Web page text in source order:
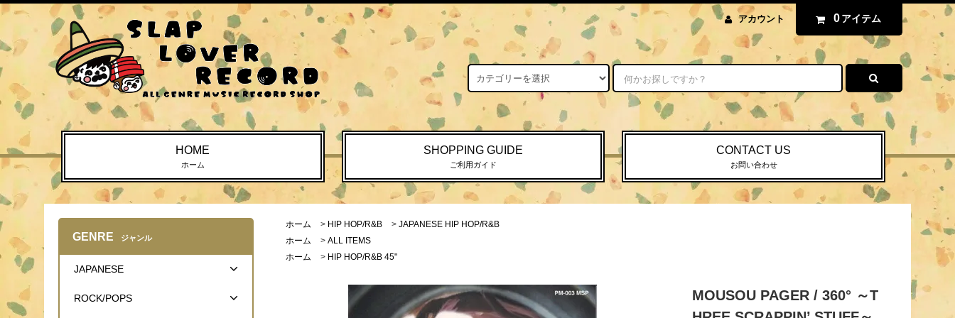
アカウント 0 アイテム
HOME
ホーム
SHOPPING GUIDE
ご利用ガイド
CONTACT US
お問い合わせ
ホーム > HIP HOP/R&B > JAPANESE HIP HOP/R&B
ホーム
> ALL ITEMS
ホーム
> HIP HOP/R&B 45"
MOUSOU PAGER / 360° ～T
GENRE ジャンル
JAPANESE
ROCK/POPS